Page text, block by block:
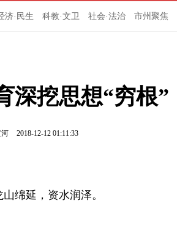
济·民生 科教·文卫 社会·法治 市州聚焦
深挖思想“穷根”
2018-12-12 01:11:33
山绵延，资水润泽。